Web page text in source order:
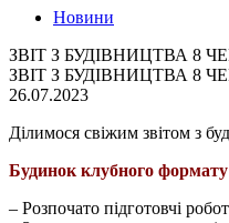
Новини
ЗВІТ З БУДІВНИЦТВА 8
ЗВІТ З БУДІВНИЦТВА 8
26.07.2023
Ділимося свіжим звітом з
Будинок клубного
– Розпочато підготовчі